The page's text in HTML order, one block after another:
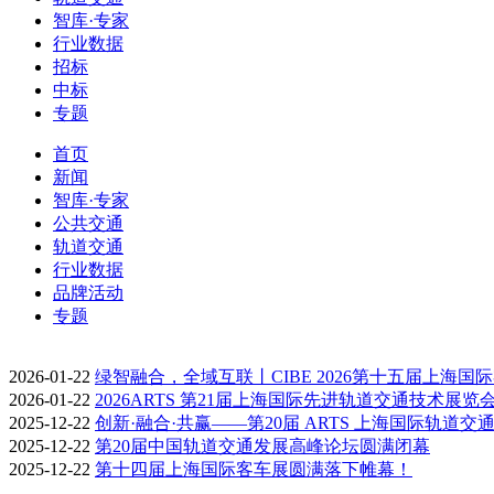
智库·专家
行业数据
招标
中标
专题
首页
新闻
智库·专家
公共交通
轨道交通
行业数据
品牌活动
专题
2026-01-22 绿智融合，全域互联丨CIBE 2026第十五届上海国
2026-01-22 2026ARTS 第21届上海国际先进轨道交通技术展览
2025-12-22 创新·融合·共赢——第20届 ARTS 上海国际轨道交
2025-12-22 第20届中国轨道交通发展高峰论坛圆满闭幕
2025-12-22 第十四届上海国际客车展圆满落下帷幕！